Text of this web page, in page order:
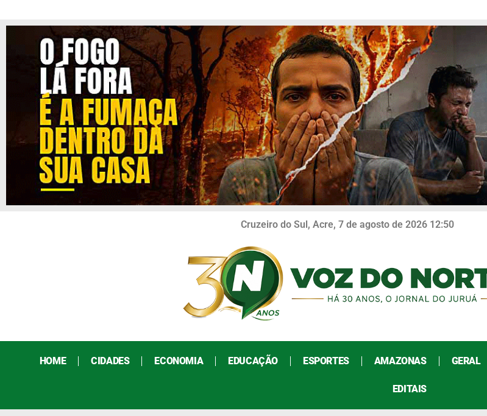
Cruzeiro do Sul, Acre, 7 de agosto de 2026 12:50
HOME CIDADES ECONOMIA EDUCAÇÃO ESPORTES AMAZONAS GERAL
EDITAIS